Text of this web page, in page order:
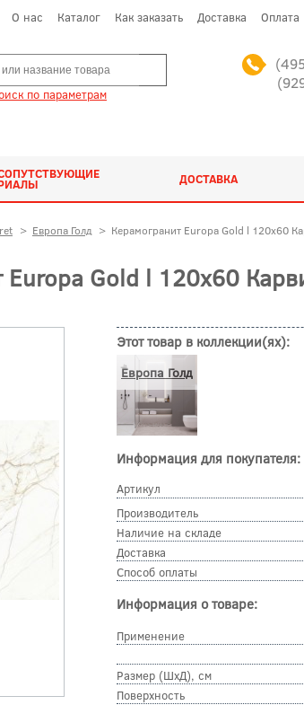
О нас Каталог Как заказать Доставка Оплата
по параметрам
ДОСТАВКА
> Европа Голд > Керамогранит Europa Gold l 120x60
Gold l 120x60
Этот товар в коллекции(ях):
Европа Голд
Информация для покупателя:
Артикул
Производитель
Наличие на складе
Доставка
Способ оплаты
Информация о товаре:
Применение
Размер (ШхД), см
Поверхность